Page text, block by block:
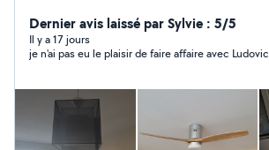
MONTAGE MEUBLE...
Dernier avis laissé par Sylvie : 5/5
Il y a 17 jours
je n'ai pas eu le plaisir de faire affaire avec Ludovic